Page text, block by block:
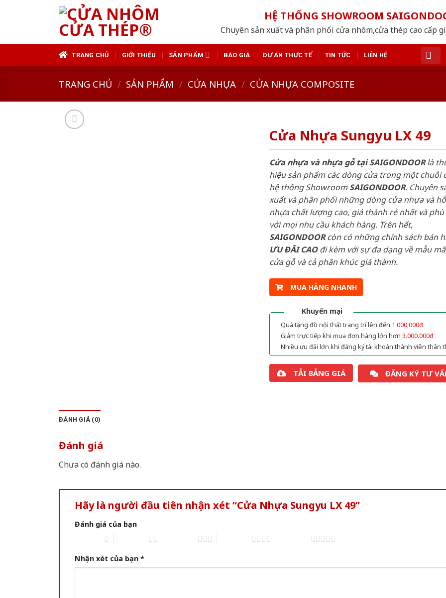
HỆ THỐNG SHOWROOM
Chuyên sản xuất và phân phối cửa nhôm,cửa thép cao cấp
TRANG CHỦ GIỚI THIỆU SẢN PHẨM BÁO GIÁ DỰ ÁN THỰC TẾ TIN TỨC LIÊN HỆ
TRANG CHỦ / SẢN PHẨM / CỬA NHỰA / CỬA NHỰA COMPOSITE
Cửa Nhựa Sungyu LX 49
Cửa nhựa và nhựa gỗ tại SAIGONDOORlà
hiệu sản phẩm các dòng cửa trong một chuỗi
hệ thống ShowroomSAIGONDOOR. Chuyên
xuất và phân phối những dòng cửa nhựa và
nhựa chất lượng cao, giá thành rẻ nhất và
với mọi nhu cầu khách hàng. Trên hết,
SAIGONDOORcòn có những chính sách bán
ƯU ĐÃI CAOđi kèm với sự đa dạng về mẫu
cửa gỗ và cả phân khúc giá thành.
MUA HÀNG NHANH
Khuyến mại
Quà tặng đồ nội thất trang trí lên đến 1.000.000đ
Giảm trực tiếp khi mua đơn hàng lớn hơn 3.000.000đ
Nhiều ưu đãi lớn khi đăng ký tài khoản thành viên thân
TẢI BẢNG GIÁ ĐĂNG KÝ TƯ
ĐÁNH GIÁ (0)
Đánh giá
Chưa có đánh giá nào.
Hãy là người đầu tiên nhận xét “Cửa Nhựa Sungyu LX 49”
Đánh giá của bạn
Nhận xét của bạn *